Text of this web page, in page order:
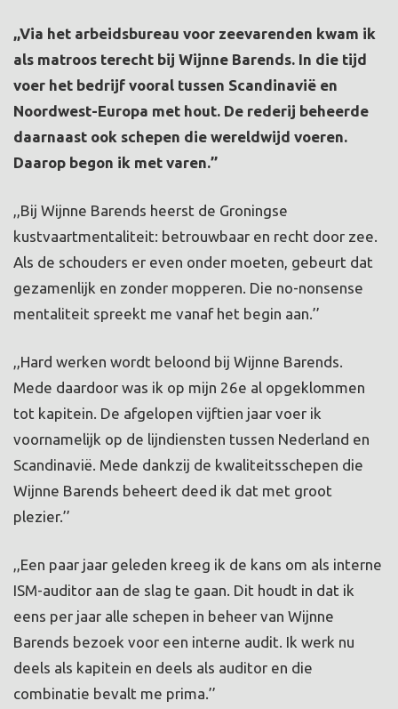
,,Via het arbeidsbureau voor zeevarenden kwam ik
als matroos terecht bij Wijnne Barends. In die tijd
voer het bedrijf vooral tussen Scandinavië en
Noordwest-Europa met hout. De rederij beheerde
daarnaast ook schepen die wereldwijd voeren.
Daarop begon ik met varen.’’
,,Bij Wijnne Barends heerst de Groningse
kustvaartmentaliteit: betrouwbaar en recht door zee.
Als de schouders er even onder moeten, gebeurt dat
gezamenlijk en zonder mopperen. Die no-nonsense
mentaliteit spreekt me vanaf het begin aan.’’
,,Hard werken wordt beloond bij Wijnne Barends.
Mede daardoor was ik op mijn 26e al opgeklommen
tot kapitein. De afgelopen vijftien jaar voer ik
voornamelijk op de lijndiensten tussen Nederland en
Scandinavië. Mede dankzij de kwaliteitsschepen die
Wijnne Barends beheert deed ik dat met groot
plezier.’’
,,Een paar jaar geleden kreeg ik de kans om als interne
ISM-auditor aan de slag te gaan. Dit houdt in dat ik
eens per jaar alle schepen in beheer van Wijnne
Barends bezoek voor een interne audit. Ik werk nu
deels als kapitein en deels als auditor en die
combinatie bevalt me prima.’’